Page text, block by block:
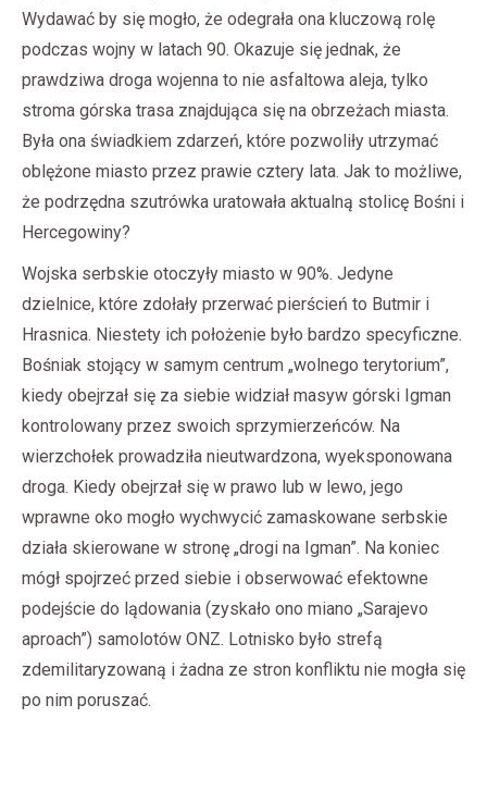
Wydawać by się mogło, że odegrała ona kluczową rolę
podczas wojny w latach 90. Okazuje się jednak, że
prawdziwa droga wojenna to nie asfaltowa aleja, tylko
stroma górska trasa znajdująca się na obrzeżach miasta.
Była ona świadkiem zdarzeń, które pozwoliły utrzymać
oblężone miasto przez prawie cztery lata. Jak to możliwe,
że podrzędna szutrówka uratowała aktualną stolicę Bośni i
Hercegowiny?
Wojska serbskie otoczyły miasto w 90%. Jedyne
dzielnice, które zdołały przerwać pierścień to Butmir i
Hrasnica. Niestety ich położenie było bardzo specyficzne.
Bośniak stojący w samym centrum „wolnego terytorium”,
kiedy obejrzał się za siebie widział masyw górski Igman
kontrolowany przez swoich sprzymierzeńców. Na
wierzchołek prowadziła nieutwardzona, wyeksponowana
droga. Kiedy obejrzał się w prawo lub w lewo, jego
wprawne oko mogło wychwycić zamaskowane serbskie
działa skierowane w stronę „drogi na Igman”. Na koniec
mógł spojrzeć przed siebie i obserwować efektowne
podejście do lądowania (zyskało ono miano „Sarajevo
aproach”) samolotów ONZ. Lotnisko było strefą
zdemilitaryzowaną i żadna ze stron konfliktu nie mogła się
po nim poruszać.